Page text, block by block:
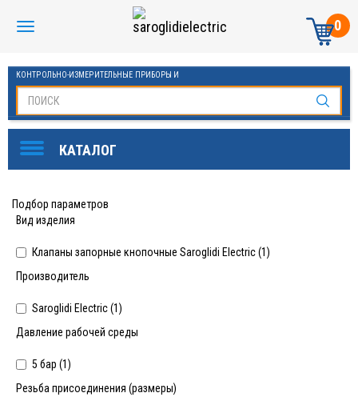
0
КОНТРОЛЬНО-ИЗМЕРИТЕЛЬНЫЕ ПРИБОРЫ И
Подбор параметров
Вид изделия
Клапаны запорные кнопочные Saroglidi Electric (1)
Производитель
Saroglidi Electric (1)
Давление рабочей среды
5 бар (1)
Резьба присоединения (размеры)